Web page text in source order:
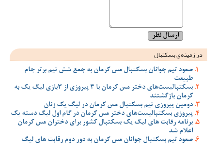
در زمینه‌ی بسکتبال
صعود تیم جوانان بسکتبال مس کرمان به جمع شش تیم برتر جام
طبیعت
بسکتبالیست‌های دختر مس کرمان با 3 پیروزی از 3بازی لیگ یک به
کرمان بازگشتند
دومین پیروزی تیم بسکتبال مس کرمان در لیگ یک زنان
پیروزی بسکتبالیست‌های دختر مس کرمان در گام اول لیگ دسته یک
برنامه رقابت های لیگ یک بسکتبال کشور برای دختران مس کرمان
اعلام شد
صعود تیم بسکتبال جوانان مس کرمان به دور دوم رقابت های لیگ